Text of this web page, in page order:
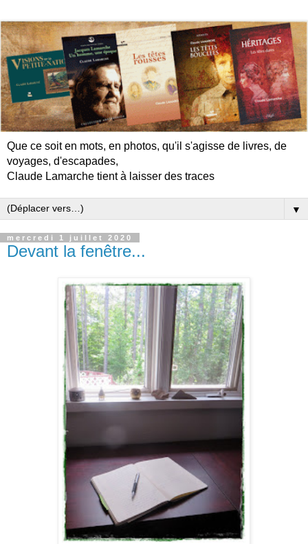
Que ce soit en mots, en photos, qu'il s'agisse de livres, de
voyages, d'escapades,
Claude Lamarche tient à laisser des traces
▼
mercredi 1 juillet 2020
Devant la fenêtre...